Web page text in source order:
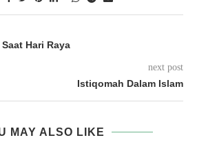
Hari Raya
next post
Istiqomah Dalam Islam
MAY ALSO LIKE